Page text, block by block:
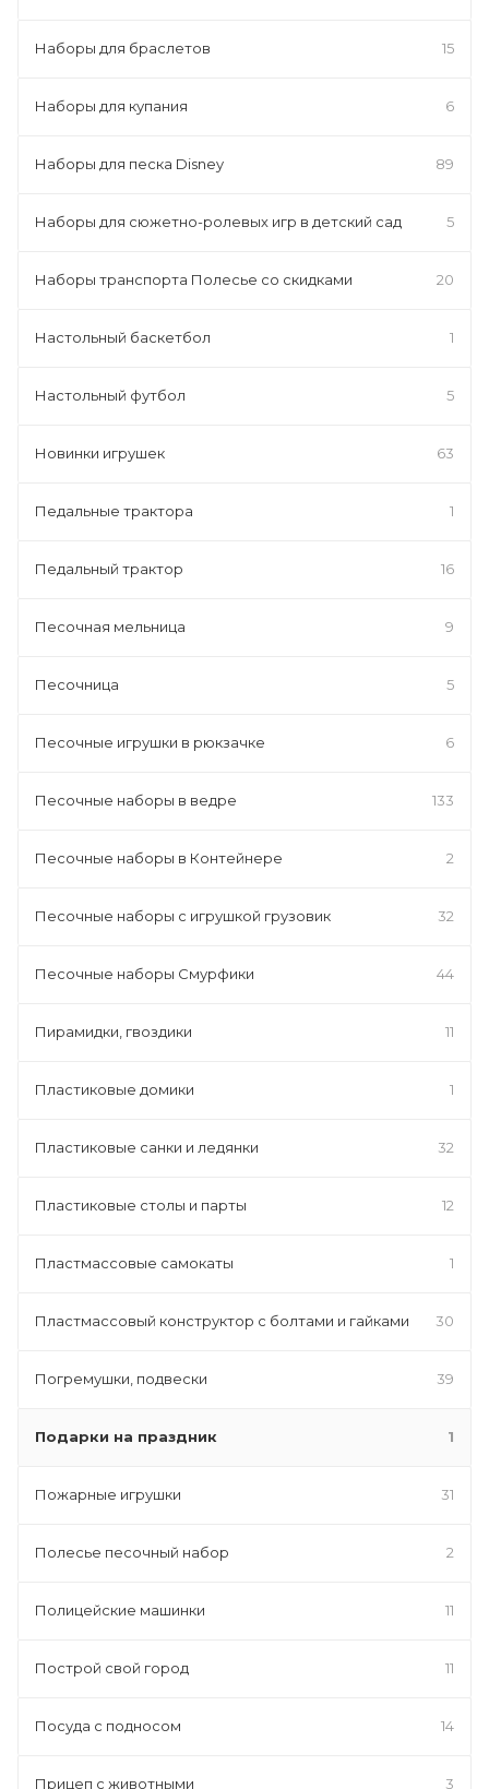
Наборы для браслетов 15
Наборы для купания 6
Наборы для песка Disney 89
Наборы для сюжетно-ролевых игр в детский сад 5
Наборы транспорта Полесье со скидками 20
Настольный баскетбол 1
Настольный футбол 5
Новинки игрушек 63
Педальные трактора 1
Педальный трактор 16
Песочная мельница 9
Песочница 5
Песочные игрушки в рюкзачке 6
Песочные наборы в ведре 133
Песочные наборы в Контейнере 2
Песочные наборы с игрушкой грузовик 32
Песочные наборы Смурфики 44
Пирамидки, гвоздики 11
Пластиковые домики 1
Пластиковые санки и ледянки 32
Пластиковые столы и парты 12
Пластмассовые самокаты 1
Пластмассовый конструктор с болтами и гайками 30
Погремушки, подвески 39
Подарки на праздник 1
Пожарные игрушки 31
Полесье песочный набор 2
Полицейские машинки 11
Построй свой город 11
Посуда с подносом 14
Прицеп с животными 3